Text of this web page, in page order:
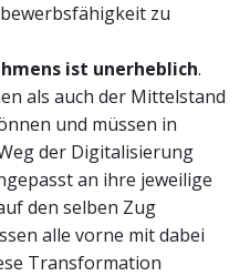
zu
ist unerheblich.
als auch der Mittelstand
und müssen in
der Digitalisierung
an ihre jeweilige
den selben Zug
alle vorne mit dabei
Transformation